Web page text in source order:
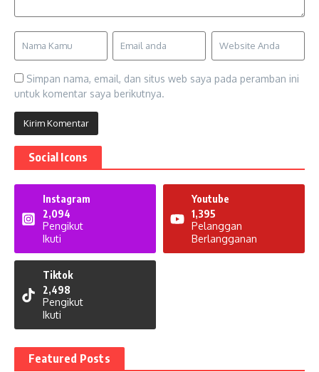
Simpan nama, email, dan situs web saya pada peramban ini
untuk komentar saya berikutnya.
Social Icons
Instagram
2,094
Pengikut
Ikuti
Youtube
1,395
Pelanggan
Berlangganan
Tiktok
2,498
Pengikut
Ikuti
Featured Posts